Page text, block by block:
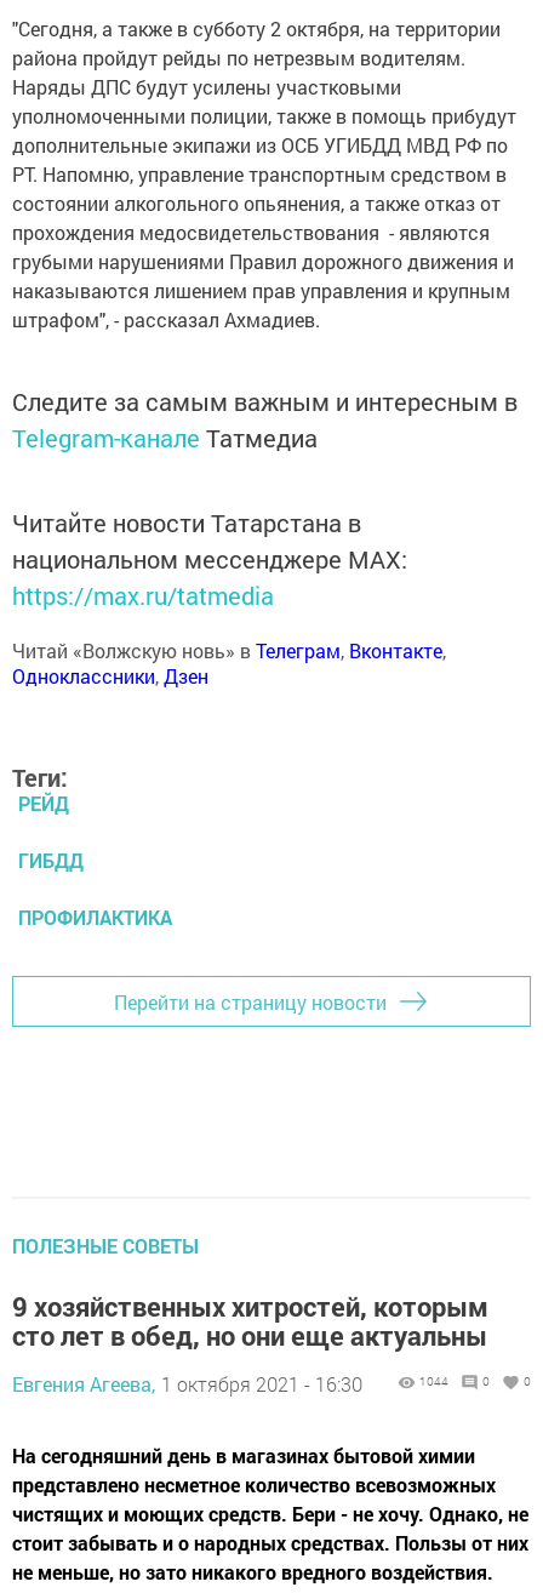
"Сегодня, а также в субботу 2 октября, на территории
района пройдут рейды по нетрезвым водителям.
Наряды ДПС будут усилены участковыми
уполномоченными полиции, также в помощь прибудут
дополнительные экипажи из ОСБ УГИБДД МВД РФ по
РТ. Напомню, управление транспортным средством в
состоянии алкогольного опьянения, а также отказ от
прохождения медосвидетельствования - являются
грубыми нарушениями Правил дорожного движения и
наказываются лишением прав управления и крупным
штрафом", - рассказал Ахмадиев.
Следите за самым важным и интересным в
Telegram-канале Татмедиа
Читайте новости Татарстана в
национальном мессенджере MАХ:
https://max.ru/tatmedia
Читай «Волжскую новь» вТелеграм, Вконтакте,
Одноклассники,Дзен
Теги:
РЕЙД
ГИБДД
ПРОФИЛАКТИКА
Перейти на страницу новости
ПОЛЕЗНЫЕ СОВЕТЫ
9 хозяйственных хитростей, которым
сто лет в обед, но они еще актуальны
Евгения Агеева, 1 октября 2021 - 16:30 1044 0 0
На сегодняшний день в магазинах бытовой химии
представлено несметное количество всевозможных
чистящих и моющих средств. Бери - не хочу. Однако, не
стоит забывать и о народных средствах. Пользы от них
не меньше, но зато никакого вредного воздействия.